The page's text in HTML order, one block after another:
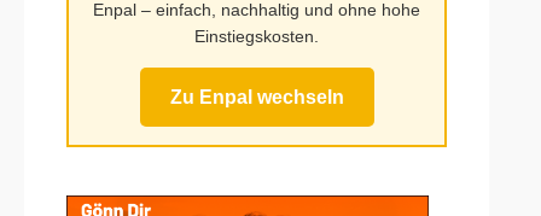
Enpal – einfach, nachhaltig und ohne hohe
Einstiegskosten.
Zu Enpal wechseln